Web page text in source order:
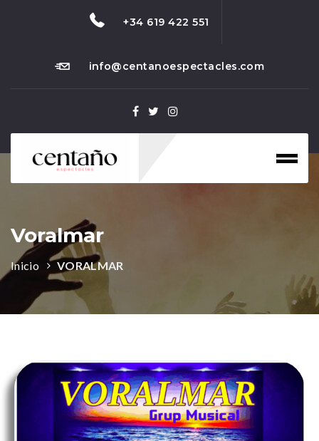
+34 619 422 551
info@centanoespectacles.com
Voralmar
Inicio VORALMAR